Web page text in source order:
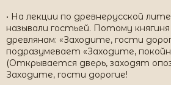
• На лекции по древнерусской
называли гостьей. Потому
древлянам: «Заходите, гости
подразумевает «Заходите,
(Открывается дверь, заходят
Заходите, гости дорогие!